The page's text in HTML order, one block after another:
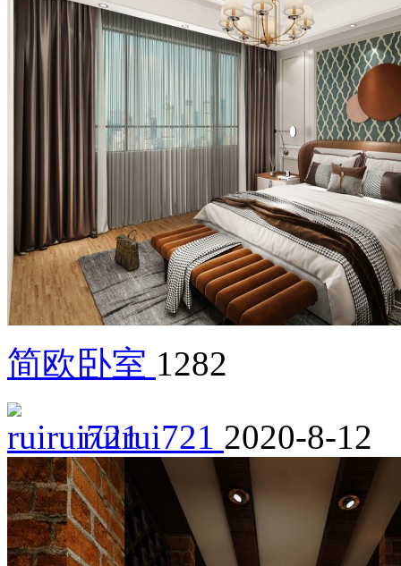
简欧卧室 1282
ruirui721 2020-8-12